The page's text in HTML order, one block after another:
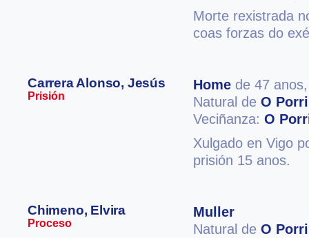
Morte rexistrada
coas forzas do
Carrera Alonso, Jesús
Prisión
Home de 47
Natural de O
Veciñanza: O
Xulgado en Vigo
prisión 15 anos.
Chimeno, Elvira
Proceso
Muller
Natural de O